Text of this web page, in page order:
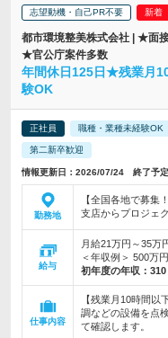
志望動機・自己PR不要
都市環境整美株式会社 | ★面
★官公庁案件多数
年間休日125日★残業月
験OK
正社員 職種・業種未経験OK
第二新卒歓迎
情報更新日：2026/07/24 終了予
勤務地
【全国各地で募
支店からプロジェ
給与
月給21万円～35万
＜年収例＞ 500万
初年度の年収： 310
仕事内容
【残業月10時間
調などの設備を点
て確認します。